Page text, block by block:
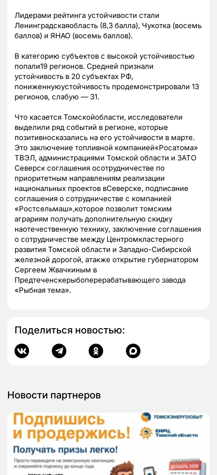
Лидерами рейтинга устойчивости стали
Ленинградскаяобласть (8,3 балла), Чукотка (восемь
баллов) и ЯНАО (восемь баллов).
В категорию субъектов с высокой устойчивостью
попали19 регионов. Средней признали
устойчивость в 20 субъектах РФ,
пониженнуюустойчивость продемонстрировали 13
регионов, слабую — 31.
Что касается Томскойобласти, исследователи
выделили ряд событий в регионе, которые
позитивносказались на его устойчивости в марте.
Это заключение топливной компанией«Росатома»
ТВЭЛ, администрациями Томской области и ЗАТО
Северск соглашения осотрудничестве по
приоритетным направлениям реализации
национальных проектов вСеверске, подписание
соглашения о сотрудничестве с компанией
«Ростсельмаш»,которое позволит томским
аграриям получать дополнительную скидку
наотечественную технику, заключение соглашения
о сотрудничестве между Центромкластерного
развития Томской области и Западно-Сибирской
железной дорогой, атакже открытие губернатором
Сергеем Жвачкиным в
Предтеченскерыбоперерабатывающего завода
«Рыбная тема».
Поделиться новостью:
Новости партнеров